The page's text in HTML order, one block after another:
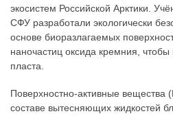
экосистем Российской Арктики.
СФУ разработали экологически
основе биоразлагаемых
наночастиц оксида кремния,
пласта.
Поверхностно-активные вещества
составе вытесняющих жидкостей